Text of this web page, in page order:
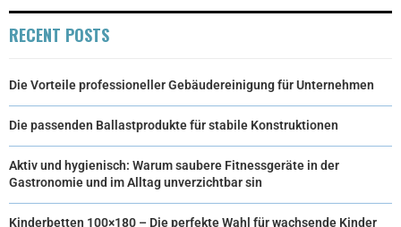
RECENT POSTS
Die Vorteile professioneller Gebäudereinigung für Unternehmen
Die passenden Ballastprodukte für stabile Konstruktionen
Aktiv und hygienisch: Warum saubere Fitnessgeräte in der
Gastronomie und im Alltag unverzichtbar sin
Kinderbetten 100×180 – Die perfekte Wahl für wachsende Kinder